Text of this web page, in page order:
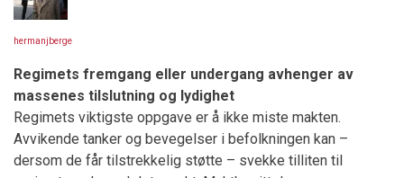
hermanjberge
Regimets fremgang eller undergang avhenger av
massenes tilslutning og lydighet
Regimets viktigste oppgave er å ikke miste makten.
Avvikende tanker og bevegelser i befolkningen kan –
dersom de får tilstrekkelig støtte – svekke tilliten til